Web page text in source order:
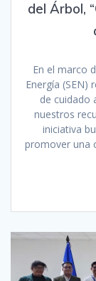
del Árbol,
En el marco
Energía (SEN)
de cuidado
nuestros
iniciativa
promover una